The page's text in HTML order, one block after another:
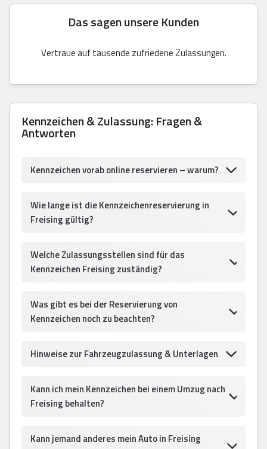
Das sagen unsere Kunden
Vertraue auf tausende zufriedene Zulassungen.
Kennzeichen & Zulassung: Fragen &
Antworten
Kennzeichen vorab online reservieren – warum?
Wie lange ist die Kennzeichenreservierung in
Freising gültig?
Welche Zulassungsstellen sind für das
Kennzeichen Freising zuständig?
Was gibt es bei der Reservierung von
Kennzeichen noch zu beachten?
Hinweise zur Fahrzeugzulassung & Unterlagen
Kann ich mein Kennzeichen bei einem Umzug nach
Freising behalten?
Kann jemand anderes mein Auto in Freising